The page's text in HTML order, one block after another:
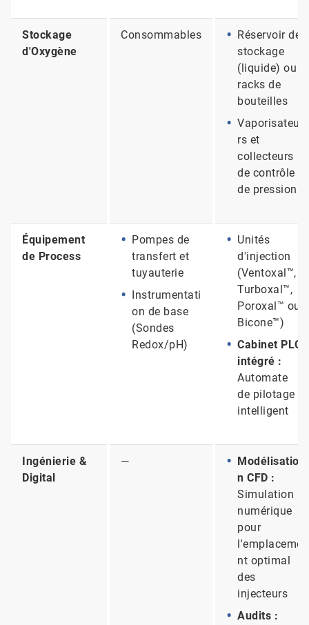
Stockage
d'Oxygène
Consommables
Réservoir de
stockage
(liquide) ou
racks de
bouteilles
Vaporisateu
rs et
collecteurs
de contrôle
de pression
Équipement
de Process
Pompes de
transfert et
tuyauterie
Instrumentati
on de base
(Sondes
Redox/pH)
Unités
d'injection
(Ventoxal™,
Turboxal™,
Poroxal™ ou
Bicone™)
Cabinet PLC
intégré :
Automate
de pilotage
intelligent
Ingénierie &
Digital
—
Modélisatio
n CFD :
Simulation
numérique
pour
l'emplaceme
nt optimal
des
injecteurs
Audits :